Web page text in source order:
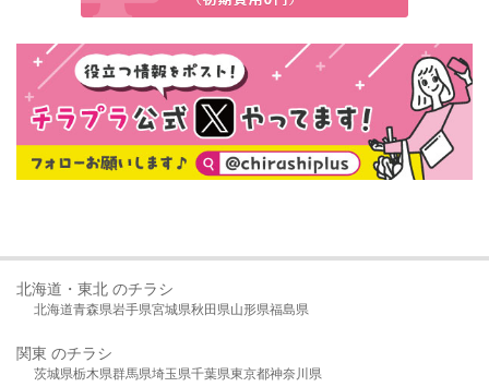
北海道・東北 のチラシ
北海道青森県岩手県宮城県秋田県山形県福島県
関東 のチラシ
茨城県栃木県群馬県埼玉県千葉県東京都神奈川県